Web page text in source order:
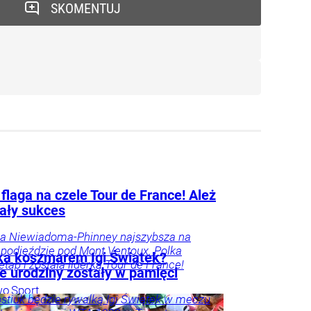
SKOMENTUJ
na czele Tour de France! Ależ
sukces
Niewiadoma-Phinney najszybsza na
pod Mont Ventoux. Polka
i została liderką Tour de France!
Sport
koszmarem Igi Świątek?
urodziny zostały w pamięci
będzie rywalką Igi Świątek w meczu